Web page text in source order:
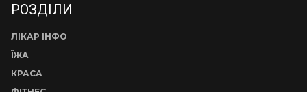
РОЗДІЛИ
ЛІКАР ІНФО
ЇЖА
КРАСА